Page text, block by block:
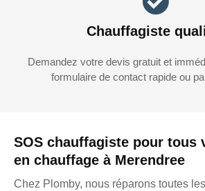
SOS chauffagiste pour tous
en chauffage à Merendree
Chez Plomby, nous réparons toutes
Chauffagiste
Demandez votre devis gratuit et
formulaire de contact rapide ou